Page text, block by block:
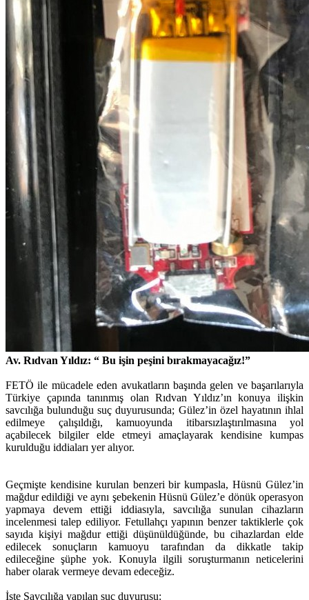
Av. Rıdvan Yıldız: “ Bu işin peşini bırakmayacağız!”
FETÖ ile mücadele eden avukatların başında gelen ve başarılarıyla
Türkiye çapında tanınmış olan Rıdvan Yıldız’ın konuya ilişkin
savcılığa bulunduğu suç duyurusunda; Gülez’in özel hayatının ihlal
edilmeye çalışıldığı, kamuoyunda itibarsızlaştırılmasına yol
açabilecek bilgiler elde etmeyi amaçlayarak kendisine kumpas
kurulduğu iddiaları yer alıyor.
Geçmişte kendisine kurulan benzeri bir kumpasla, Hüsnü Gülez’in
mağdur edildiği ve aynı şebekenin Hüsnü Gülez’e dönük operasyon
yapmaya devem ettiği iddiasıyla, savcılığa sunulan cihazların
incelenmesi talep ediliyor. Fetullahçı yapının benzer taktiklerle çok
sayıda kişiyi mağdur ettiği düşünüldüğünde, bu cihazlardan elde
edilecek sonuçların kamuoyu tarafından da dikkatle takip
edileceğine şüphe yok. Konuyla ilgili soruşturmanın neticelerini
haber olarak vermeye devam edeceğiz.
İşte Savcılığa yapılan suç duyurusu: